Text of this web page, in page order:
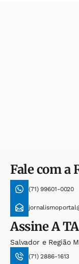
Fale com a
(71) 99601-0020
AssineA
Salvador e Região
(71) 2886-1613